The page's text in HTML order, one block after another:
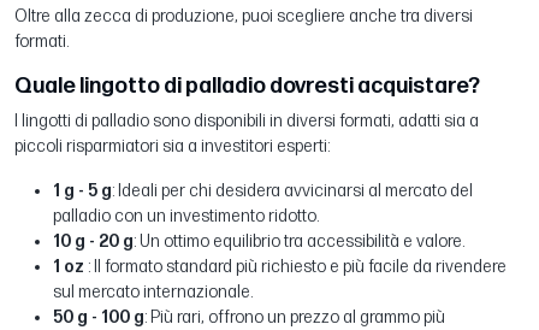
Oltre alla zecca di produzione, puoi scegliere anche tra diversi
formati.
Quale lingotto di palladio dovresti acquistare?
I lingotti di palladio sono disponibili in diversi formati, adatti sia a
piccoli risparmiatori sia a investitori esperti:
1 g - 5 g: Ideali per chi desidera avvicinarsi al mercato del
palladio con un investimento ridotto.
10 g - 20 g: Un ottimo equilibrio tra accessibilità e valore.
1 oz : Il formato standard più richiesto e più facile da rivendere
sul mercato internazionale.
50 g - 100 g: Più rari, offrono un prezzo al grammo più